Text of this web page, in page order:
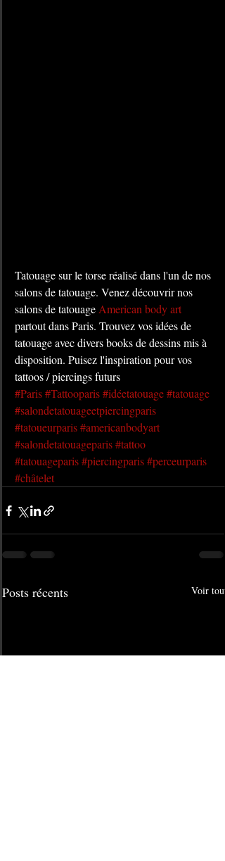
Tatouage sur le torse réalisé dans l'un de nos
salons de tatouage. Venez découvrir nos
salons de tatouage American body art
partout dans Paris. Trouvez vos idées de
tatouage avec divers books de dessins mis à
disposition. Puisez l'inspiration pour vos
tattoos / piercings futurs
#Paris#Tattooparis#idéetatouage#tatouage
#salondetatouageetpiercingparis
#tatoueurparis#americanbodyart
#salondetatouageparis#tattoo
#tatouageparis#piercingparis#perceurparis
#châtelet
Posts récents Voir tout